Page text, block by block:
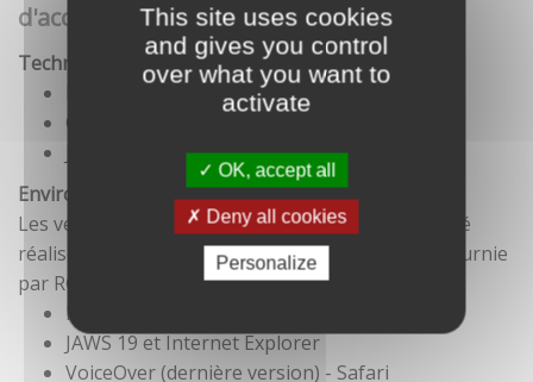
This site uses cookies
and gives you control
over what you want to
activate
OK, accept all
Deny all cookies
Personalize
d'accessibilité
Technologies utilisées pour la réalisation du site
CSS
Environnement de test
Les vérifications de restitution de contenus ont été
réalisées conformément à la base de référence fournie
par RGAA 3.
Firefox et NVDA
JAWS 19 et Internet Explorer
VoiceOver (dernière version) - Safari